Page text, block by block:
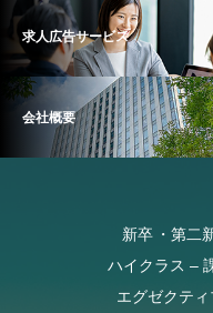
求人広告サービス
会社概要
新卒
第二
ハイクラス –
エグゼクテ